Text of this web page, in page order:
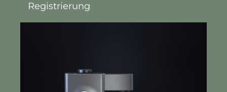
Registrierung